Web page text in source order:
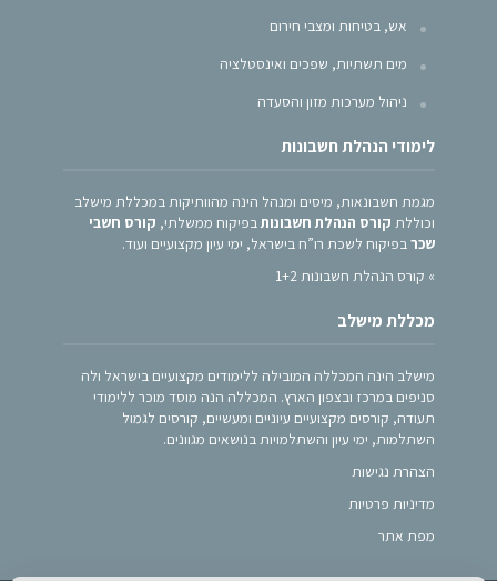
אש, בטיחות ומצבי חירום
מים תשתיות, שפכים ואינסטלציה
ניהול מערכות מזון והסעדה
לימודי הנהלת חשבונות
מגמת חשבונאות, מיסים ומנהל הינה מהוותיקות במכללת מישלב
וכוללת קורס הנהלת חשבונותבפיקוח ממשלתי, קורס חשבי
שכרבפיקוח לשכת רו”ח בישראל, ימי עיון מקצועיים ועוד.
» קורס הנהלת חשבונות 1+2
מכללת מישלב
מישלב הינה המכללה המובילה ללימודים מקצועיים בישראל ולה
סניפים במרכז ובצפון הארץ. המכללה הנה מוסד מוכר ללימודי
תעודה, קורסים מקצועיים עיוניים ומעשיים, קורסים לגמול
השתלמות, ימי עיון והשתלמויות בנושאים מגוונים.
הצהרת נגישות
מדיניות פרטיות
מפת אתר